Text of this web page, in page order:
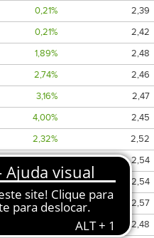
0,21%
2,39
0,21%
2,42
1,89%
2,48
2,74%
2,46
3,16%
2,47
4,00%
2,45
2,32%
2,52
4,00%
2,54
3,58%
2,54
4,42%
2,57
2,48